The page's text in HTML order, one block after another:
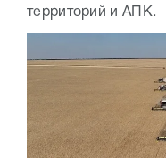
территорий и АПК.